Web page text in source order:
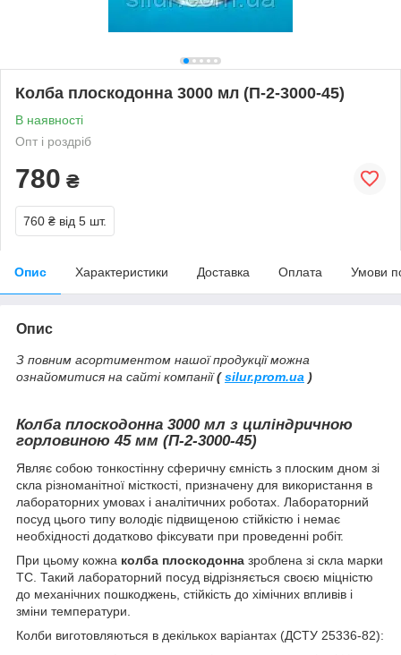
Колба плоскодонна 3000 мл (П-2-3000-45)
В наявності
Опт і роздріб
780 ₴
760 ₴ від 5 шт.
Опис Характеристики Доставка Оплата Умови
Опис
З повним асортиментом нашої продукції можна
ознайомитися на сайті компанії(silur.prom.ua )
Колба плоскодонна 3000 мл з циліндричною
горловиною 45 мм (П-2-3000-45)
Являє собою тонкостінну сферичну ємність з плоским дном зі
скла різноманітної місткості, призначену для використання в
лабораторних умовах і аналітичних роботах. Лабораторний
посуд цього типу володіє підвищеною стійкістю і немає
необхідності додатково фіксувати при проведенні робіт.
При цьому кожна колба плоскодонна зроблена зі скла марки
ТС. Такий лабораторний посуд відрізняється своєю міцністю
до механічних пошкоджень, стійкість до хімічних впливів і
зміни температури.
Колби виготовляються в декількох варіантах (ДСТУ 25336-82):